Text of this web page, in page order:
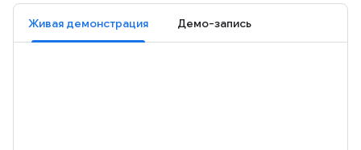
Живая демонстрация Демо-запись